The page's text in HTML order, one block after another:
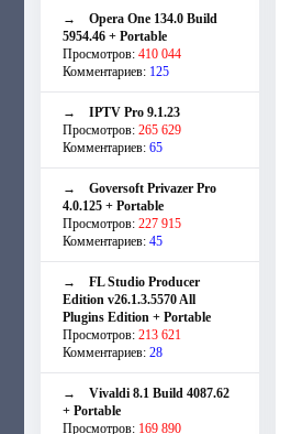
→ Opera One 134.0 Build
5954.46 + Portable
Просмотров: 410 044
Комментариев: 125
→ IPTV Pro 9.1.23
Просмотров: 265 629
Комментариев: 65
→ Goversoft Privazer Pro
4.0.125 + Portable
Просмотров: 227 915
Комментариев: 45
→ FL Studio Producer
Edition v26.1.3.5570 All
Plugins Edition + Portable
Просмотров: 213 621
Комментариев: 28
→ Vivaldi 8.1 Build 4087.62
+ Portable
Просмотров: 169 890